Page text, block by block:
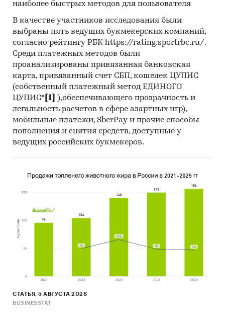
наиболее быстрых методов для пользователя
В качестве участников исследования были
выбраны пять ведущих букмекерских компаний,
согласно рейтингу РБК https://rating.sportrbc.ru/.
Среди платежных методов были
проанализированы привязанная банковская
карта, привязанный счет СБП, кошелек ЦУПИС
(собственный платежный метод ЕДИНОГО
ЦУПИС* [1]
),обеспечивающего прозрачность и
легальность расчетов в сфере азартных игр),
мобильные платежи, SberPay и прочие способы
пополнения и снятия средств, доступные у
ведущих российских букмекеров.
СТАТЬЯ, 5 АВГУСТА 2026
BUSINESSTAT